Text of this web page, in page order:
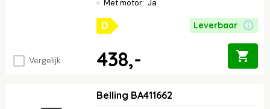
Vergelijk
Met motor: Ja
D Leverbaar
438,-
Belling BA411662